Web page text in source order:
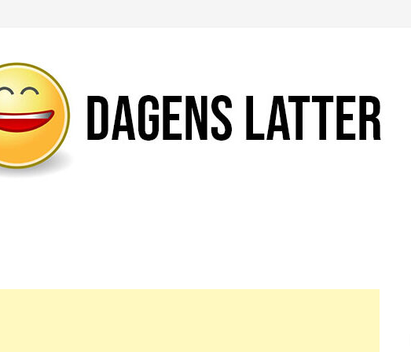
Likte du denne artikkelen?
DEL den gjerne!